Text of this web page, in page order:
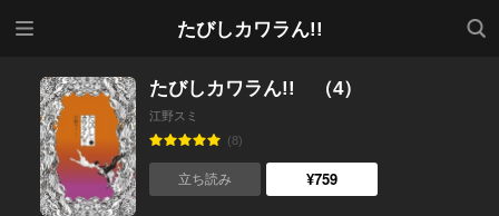
たびしカワラん!!
検索
たびしカワラん!! （4）
江野スミ
(8)
立ち読み ¥759